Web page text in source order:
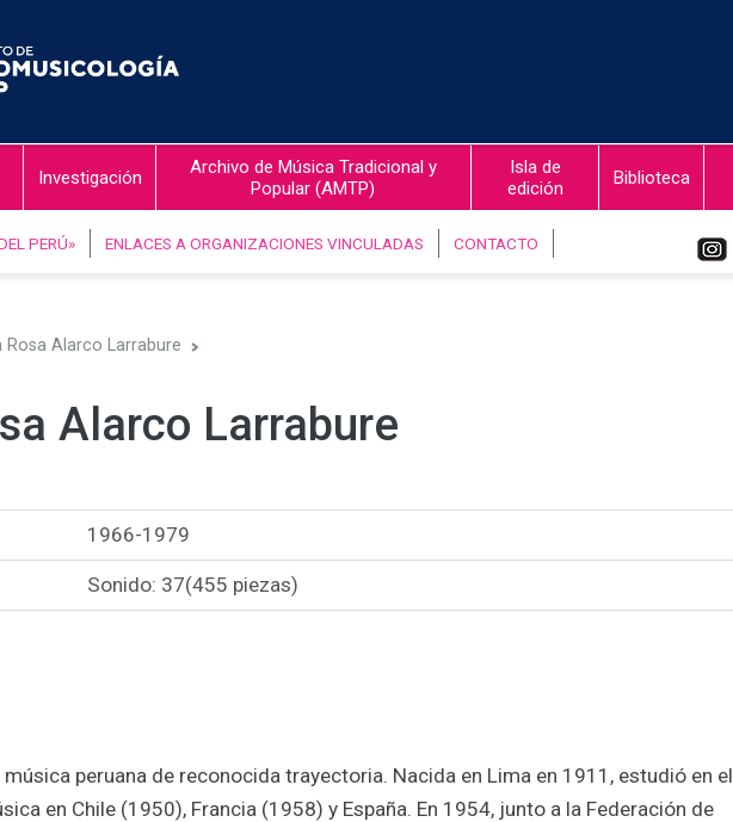
Investigación
Archivo de Música Tradicional y
Popular (AMTP)
Isla de
edición
Biblioteca
PERÚ» ENLACES A ORGANIZACIONES VINCULADAS CONTACTO
Rosa Alarco Larrabure
Alarco Larrabure
1966-1979
Sonido: 37(455 piezas)
peruana de reconocida trayectoria. Nacida en Lima en 1911, estudió en el
en Chile (1950), Francia (1958) y España. En 1954, junto a la Federación de